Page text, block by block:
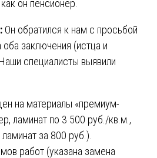
он пенсионер.
Он обратился к нам с просьбой
заключения (истца и
специалисты выявили
на материалы «премиум-
ламинат по 3 500 руб./кв.м.,
за 800 руб.).
работ (указана замена